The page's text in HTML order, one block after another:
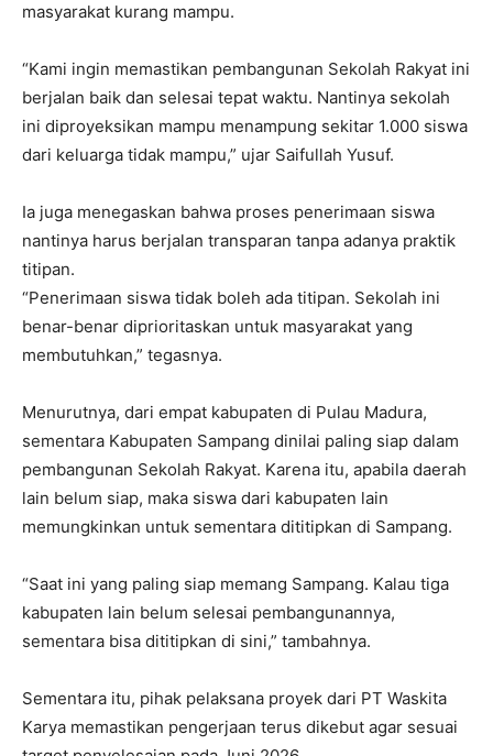
masyarakat kurang mampu.
“Kami ingin memastikan pembangunan Sekolah Rakyat ini
berjalan baik dan selesai tepat waktu. Nantinya sekolah
ini diproyeksikan mampu menampung sekitar 1.000 siswa
dari keluarga tidak mampu,” ujar Saifullah Yusuf.
Ia juga menegaskan bahwa proses penerimaan siswa
nantinya harus berjalan transparan tanpa adanya praktik
titipan.
“Penerimaan siswa tidak boleh ada titipan. Sekolah ini
benar-benar diprioritaskan untuk masyarakat yang
membutuhkan,” tegasnya.
Menurutnya, dari empat kabupaten di Pulau Madura,
sementara Kabupaten Sampang dinilai paling siap dalam
pembangunan Sekolah Rakyat. Karena itu, apabila daerah
lain belum siap, maka siswa dari kabupaten lain
memungkinkan untuk sementara dititipkan di Sampang.
“Saat ini yang paling siap memang Sampang. Kalau tiga
kabupaten lain belum selesai pembangunannya,
sementara bisa dititipkan di sini,” tambahnya.
Sementara itu, pihak pelaksana proyek dari PT Waskita
Karya memastikan pengerjaan terus dikebut agar sesuai